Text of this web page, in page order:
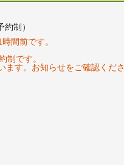
制）
間前です。
制です。
す。お知らせをご確認くださ